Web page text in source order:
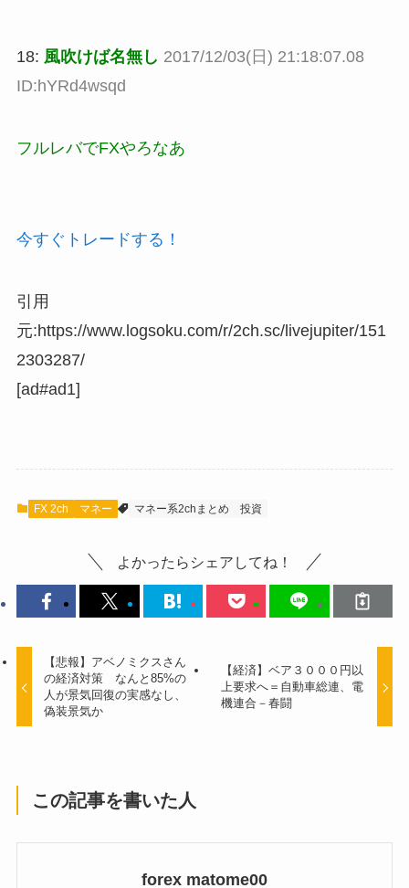
18: 風吹けば名無し 2017/12/03(日) 21:18:07.08
ID:hYRd4wsqd
フルレバでFXやろなあ
今すぐトレードする！
引用
元:https://www.logsoku.com/r/2ch.sc/livejupiter/151
2303287/
[ad#ad1]
FX 2ch マネー マネー系2chまとめ 投資
よかったらシェアしてね！
【悲報】アベノミクスさん
の経済対策 なんと85%の
人が景気回復の実感なし、
偽装景気か
【経済】ベア３０００円以
上要求へ＝自動車総連、電
機連合－春闘
この記事を書いた人
forex matome00